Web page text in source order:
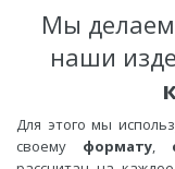
Мы
наши
Для этого мы
своему формату,